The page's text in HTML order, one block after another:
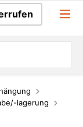
lagerung